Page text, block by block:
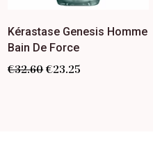
Kérastase Genesis Homme
Bain De Force
€32.60 €23.25